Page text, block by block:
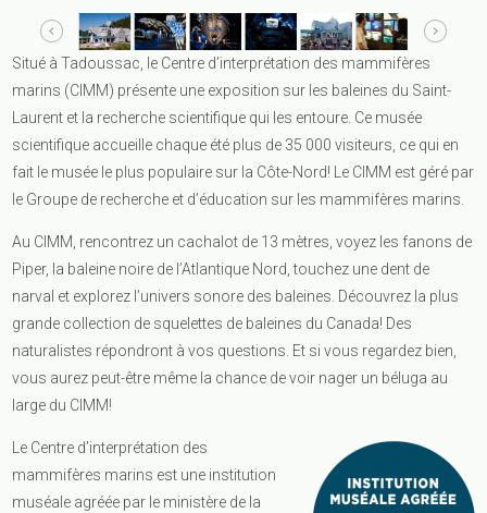
Situé à Tadoussac, le Centre d’interprétation des mammifères
marins (CIMM) présente une exposition sur les baleines du Saint-
Laurent et la recherche scientifique qui les entoure. Ce musée
scientifique accueille chaque été plus de 35 000 visiteurs, ce qui en
fait le musée le plus populaire sur la Côte-Nord! Le CIMM est géré par
le Groupe de recherche et d’éducation sur les mammifères marins.
Au CIMM, rencontrez un cachalot de 13 mètres, voyez les fanons de
Piper, la baleine noire de l’Atlantique Nord, touchez une dent de
narval et explorez l’univers sonore des baleines. Découvrez la plus
grande collection de squelettes de baleines du Canada! Des
naturalistes répondront à vos questions. Et si vous regardez bien,
vous aurez peut-être même la chance de voir nager un béluga au
large du CIMM!
Le Centre d’interprétation des
mammifères marins est une institution
muséale agréée par le ministère de la